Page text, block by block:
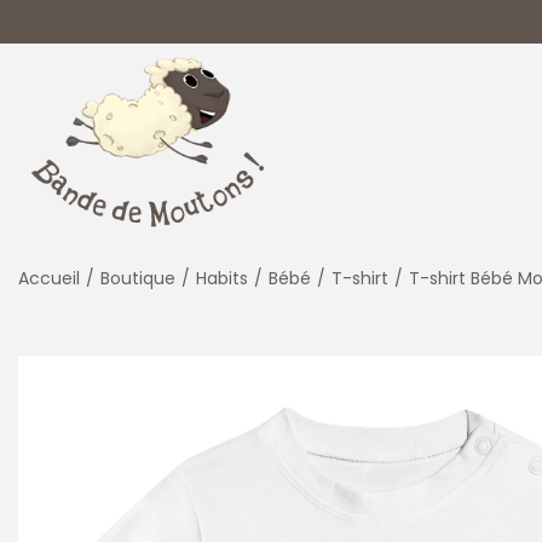
e
e
Accueil / Boutique / Habits / Bébé / T-shirt / T-shirt Bébé